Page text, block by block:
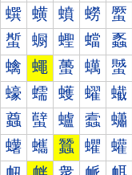
蟤 蟥 蟦 蟧 蟨
蟴 蟵 蟶 蟷 蟸
蠄 蠅 蠆 蠇 蠈
蠔 蠕 蠖 蠗 蠘
蠤 蠥 蠦 蠧 蠨
蠴 蠵 蠶 蠷 蠸